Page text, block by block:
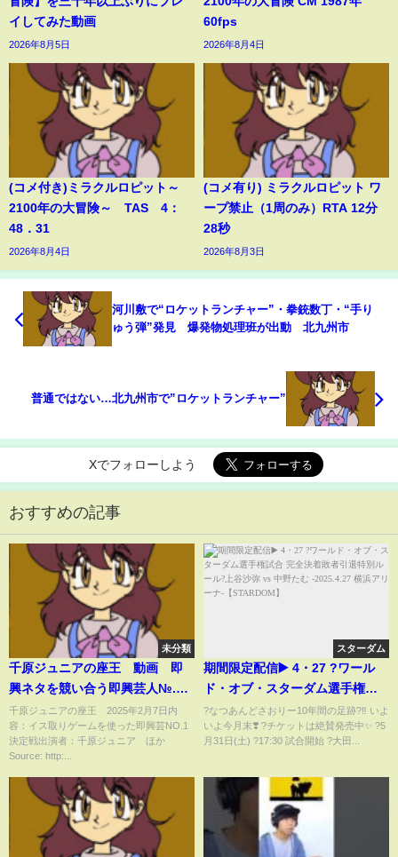
イしてみた動画
2026年8月5日
60fps
2026年8月4日
(コメ付き)ミラクルロピット～
2100年の大冒険～ TAS 4：
48．31
2026年8月4日
(コメ有り) ミラクルロピット ワ
ープ禁止（1周のみ）RTA 12分
28秒
2026年8月3日
河川敷で“ロケットランチャー”・拳銃数丁・“手り
ゅう弾”発見 爆発物処理班が出動 北九州市
普通ではない…北九州市で”ロケットランチャー”
Xでフォローしよう
おすすめの記事
未分類
千原ジュニアの座王 動画 即
興ネタを競い合う即興芸人№.1
決定戦 2月7日
千原ジュニアの座王 2025年2月7日内
容：イス取りゲームを使った即興芸NO.1
決定戦出演者：千原ジュニア ほか
Source: http:...
スターダム
期間限定配信▶️ 4・27 ?ワール
ド・オブ・スターダム選手権試
合 完全決着敗者引退特別ルール?
上谷沙弥 vs 中野たむ -2025.4.27
横浜アリーナ-【STARDOM】
?なつあんどさおりー10年間の足跡?‼️ いよ
いよ今月末❣️ ?チケットは絶賛発売中✨ ?5
月31日(土) ?️17:30 試合開始 ?大田...